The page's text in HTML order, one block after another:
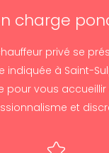
charge
privé se
indiquée à Saint-
pour vous
et